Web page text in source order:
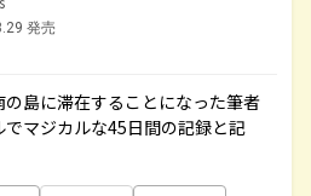
発売
島に滞在することになった筆者
マジカルな45日間の記録と記